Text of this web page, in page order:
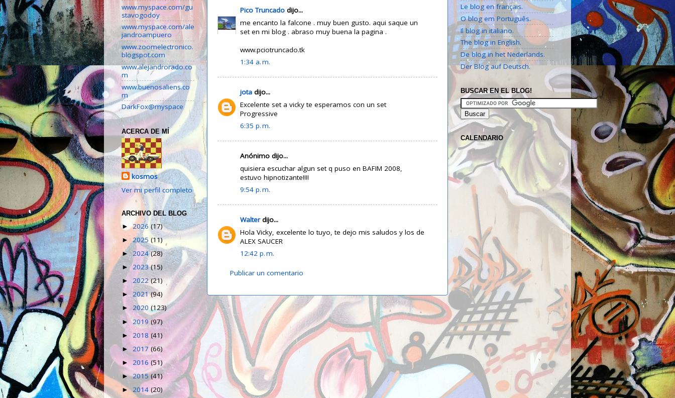
Pico Truncado dijo...
me encanto la falcone . muy buen gusto. aqui saque un
set en mi blog . abraso muy buena la pagina .
www.pciotruncado.tk
1:34 a. m.
jota dijo...
Excelente set a vicky te esperamos con un set
Progressive
6:35 p. m.
Anónimo dijo...
quisiera escuchar algun set q puso en BAFIM 2008,
estuvo hipnotizante!!!!
9:54 p. m.
Walterdijo...
Hola Vicky, excelente lo tuyo, te dejo mis saludos y los de
ALEX SAUCER
12:42 p. m.
Publicar un comentario
www.myspace.com/gu
stavogodoy
www.myspace.com/ale
jandroampuero
www.zoomelectronico.
blogspot.com
www.alejandrorado.co
m
www.buenosaliens.co
m
DarkFox@myspace
ACERCA DE MÍ
kosmos
Ver mi perfil completo
ARCHIVO DEL BLOG
►2026 (17)
►2025 (11)
►2024(28)
►2023(15)
► 2022(21)
► 2021(94)
► 2020(123)
►2019(97)
► 2018(41)
► 2017 (66)
► 2016 (51)
►2015(41)
►2014 (20)
Le blog en français.
O blog em Português.
Il blog in italiano.
The blog in English.
De blog in het Nederlands.
Der Blog auf Deutsch.
BUSCAR EN EL BLOG!
CALENDARIO